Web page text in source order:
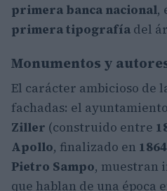
primera banca nacional,
primera tipografía del
Monumentos y
El carácter ambicioso de
fachadas: el
Ziller (construido entre
Apollo, finalizado en 1864
Pietro Sampo, muestran
que hablan de una época